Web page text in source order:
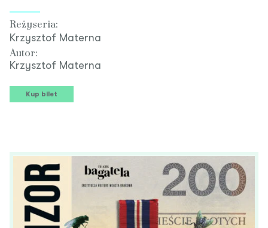
Reżyseria:
Krzysztof Materna
Autor:
Krzysztof Materna
Kup bilet